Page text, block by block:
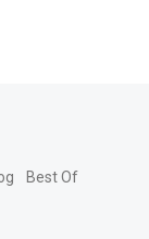
Best Of